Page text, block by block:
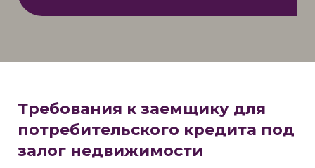
Требования к заемщику для
потребительского кредита под
залог недвижимости